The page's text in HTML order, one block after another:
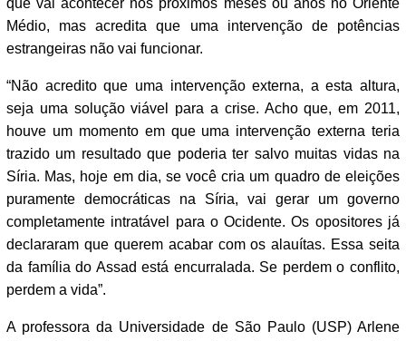
que vai acontecer nos próximos meses ou anos no Oriente
Médio, mas acredita que uma intervenção de potências
estrangeiras não vai funcionar.
“Não acredito que uma intervenção externa, a esta altura,
seja uma solução viável para a crise. Acho que, em 2011,
houve um momento em que uma intervenção externa teria
trazido um resultado que poderia ter salvo muitas vidas na
Síria. Mas, hoje em dia, se você cria um quadro de eleições
puramente democráticas na Síria, vai gerar um governo
completamente intratável para o Ocidente. Os opositores já
declararam que querem acabar com os alauítas. Essa seita
da família do Assad está encurralada. Se perdem o conflito,
perdem a vida”.
A professora da Universidade de São Paulo (USP) Arlene